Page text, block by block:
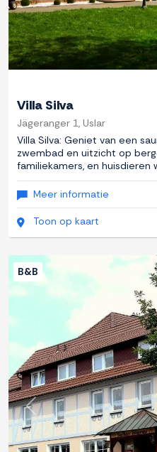
Villa Silva
Jägeranger 1, Uslar
Villa Silva: Geniet van een
zwembad en uitzicht op
familiekamers, en huisdieren
Meer informatie
Toon op kaart
Previous
B&B